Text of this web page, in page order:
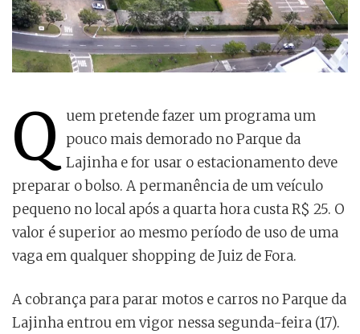
Q
uem pretende fazer um programa um
pouco mais demorado no Parque da
Lajinha e for usar o estacionamento deve
preparar o bolso. A permanência de um veículo
pequeno no local após a quarta hora custa R$ 25. O
valor é superior ao mesmo período de uso de uma
vaga em qualquer shopping de Juiz de Fora.
A cobrança para parar motos e carros no Parque da
Lajinha entrou em vigor nessa segunda-feira (17).